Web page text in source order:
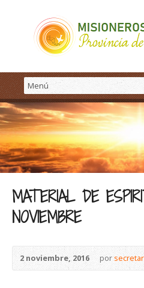
MATERIAL DE
NOVIEMBRE
2 noviembre, 2016 por